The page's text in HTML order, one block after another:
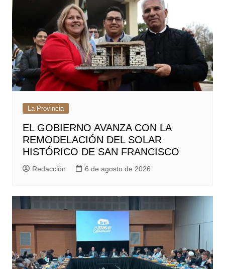
La Provincia
EL GOBIERNO AVANZA CON LA
REMODELACIÓN DEL SOLAR
HISTÓRICO DE SAN FRANCISCO
Redacción 6 de agosto de 2026